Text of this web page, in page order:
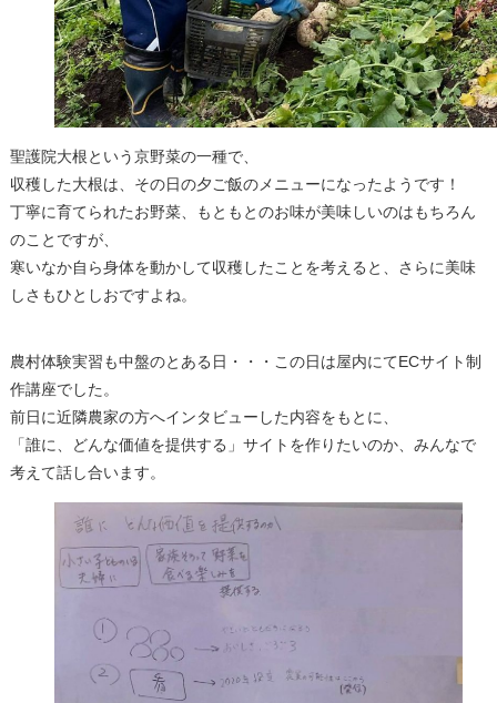
聖護院大根という京野菜の一種で、
収穫した大根は、その日の夕ご飯のメニューになったようです！
丁寧に育てられたお野菜、もともとのお味が美味しいのはもちろん
のことですが、
寒いなか自ら身体を動かして収穫したことを考えると、さらに美味
しさもひとしおですよね。
農村体験実習も中盤のとある日・・・この日は屋内にてECサイト制
作講座でした。
前日に近隣農家の方へインタビューした内容をもとに、
「誰に、どんな価値を提供する」サイトを作りたいのか、みんなで
考えて話し合います。